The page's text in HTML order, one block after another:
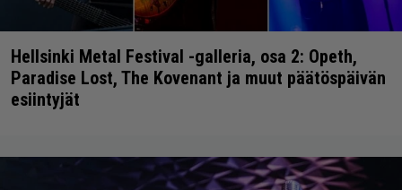
Hellsinki Metal Festival -galleria, osa 2: Opeth,
Paradise Lost, The Kovenant ja muut päätöspäivän
esiintyjät